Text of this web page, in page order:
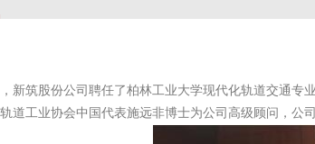
新筑股份公司聘任了柏林工业大学现代化轨道交通专
道工业协会中国代表施远非博士为公司高级顾问，公